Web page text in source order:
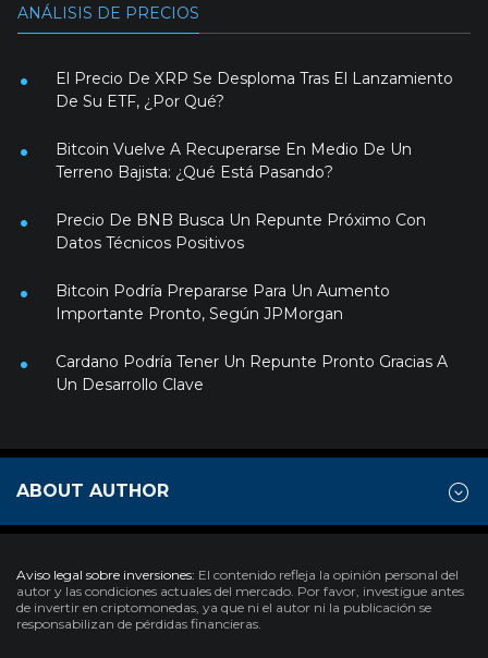
ANÁLISIS DE PRECIOS
El Precio De XRP Se Desploma Tras El Lanzamiento
De Su ETF, ¿Por Qué?
Bitcoin Vuelve A Recuperarse En Medio De Un
Terreno Bajista: ¿Qué Está Pasando?
Precio De BNB Busca Un Repunte Próximo Con
Datos Técnicos Positivos
Bitcoin Podría Prepararse Para Un Aumento
Importante Pronto, Según JPMorgan
Cardano Podría Tener Un Repunte Pronto Gracias A
Un Desarrollo Clave
ABOUT AUTHOR
Aviso legal sobre inversiones: El contenido refleja la opinión personal del
autor y las condiciones actuales del mercado. Por favor, investigue antes
de invertir en criptomonedas, ya que ni el autor ni la publicación se
responsabilizan de pérdidas financieras.